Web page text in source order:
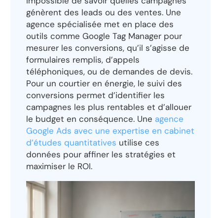
génèrent des leads ou des ventes. Une
agence spécialisée met en place des
outils comme Google Tag Manager pour
mesurer les conversions, qu’il s’agisse de
formulaires remplis, d’appels
téléphoniques, ou de demandes de devis.
Pour un courtier en énergie, le suivi des
conversions permet d’identifier les
campagnes les plus rentables et d’allouer
le budget en conséquence. Une agence
Google Ads avec une expertise en cabinet
d’études quantitatives utilise ces
données pour affiner les stratégies et
maximiser le ROI.